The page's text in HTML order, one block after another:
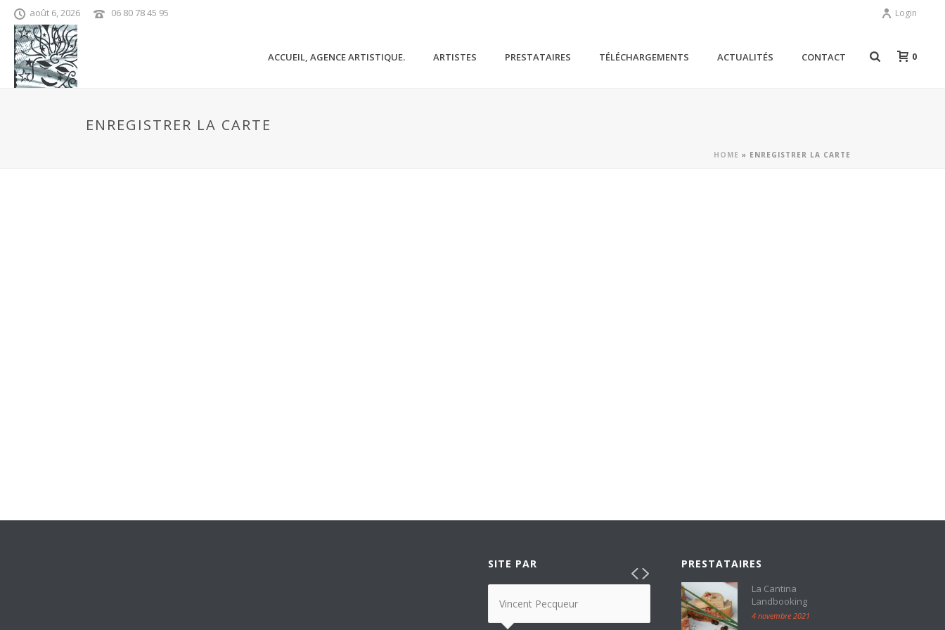
août 6, 2026 06 80 78 45 95 Login
ACCUEIL, AGENCE ARTISTIQUE. ARTISTES PRESTATAIRES TÉLÉCHARGEMENTS ACTUALITÉS CONTACT 0
ENREGISTRER LA CARTE
HOME » ENREGISTRER LA CARTE
SITE PAR
Vincent Pecqueur
PRESTATAIRES
La Cantina
Landbooking
4 novembre 2021